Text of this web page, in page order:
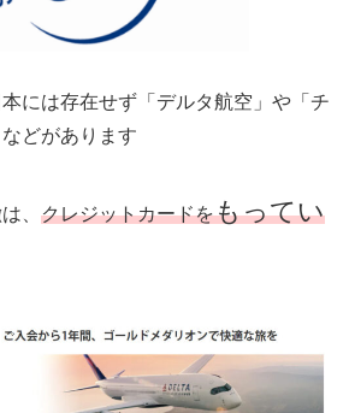
本には存在せず「デルタ航空」や「チ
どがあります
、 クレジットカードをもってい